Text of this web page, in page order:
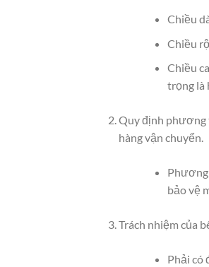
Chiều
Chiều
Chiều
trọng là
Quy định phương
hàng vận chuyển.
Phương
bảo vệ
Trách nhiệm của
Phải có